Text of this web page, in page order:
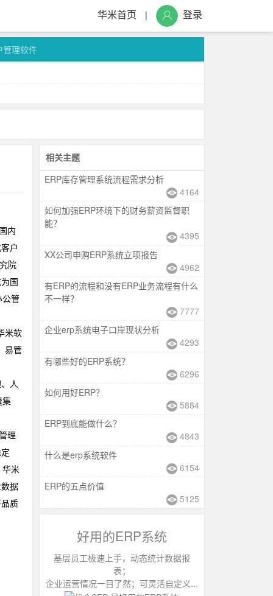
华米首页 | 登录
管理软件
内
户
院
国
公管
米软
易管
人
集
理
华米
据
质
相关主题
ERP库存管理系统流程需求分析
4164
如何加强ERP环境下的财务薪资监督职
能？
4395
XX公司申购ERP系统立项报告
4962
有ERP的流程和没有ERP业务流程有什么
不一样？
7777
企业erp系统电子口岸现状分析
4293
有哪些好的ERP系统？
6296
如何用好ERP？
5884
ERP到底能做什么？
4843
什么是erp系统软件
6154
ERP的五点价值
5125
好用的ERP系统
基层员工极速上手，动态统计数据报
表；
企业运营情况一目了然；可灵活自定义...